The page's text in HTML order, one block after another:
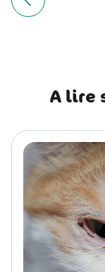
de
Article
A lire